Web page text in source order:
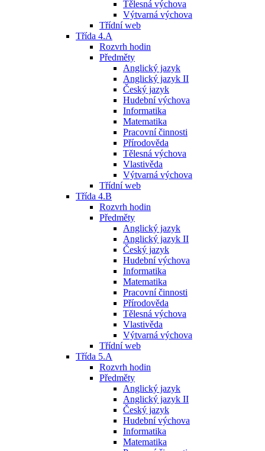
Tělesná výchova
Výtvarná výchova
Třídní web
Třída 4.A
Rozvrh hodin
Předměty
Anglický jazyk
Anglický jazyk II
Český jazyk
Hudební výchova
Informatika
Matematika
Pracovní činnosti
Přírodověda
Tělesná výchova
Vlastivěda
Výtvarná výchova
Třídní web
Třída 4.B
Rozvrh hodin
Předměty
Anglický jazyk
Anglický jazyk II
Český jazyk
Hudební výchova
Informatika
Matematika
Pracovní činnosti
Přírodověda
Tělesná výchova
Vlastivěda
Výtvarná výchova
Třídní web
Třída 5.A
Rozvrh hodin
Předměty
Anglický jazyk
Anglický jazyk II
Český jazyk
Hudební výchova
Informatika
Matematika